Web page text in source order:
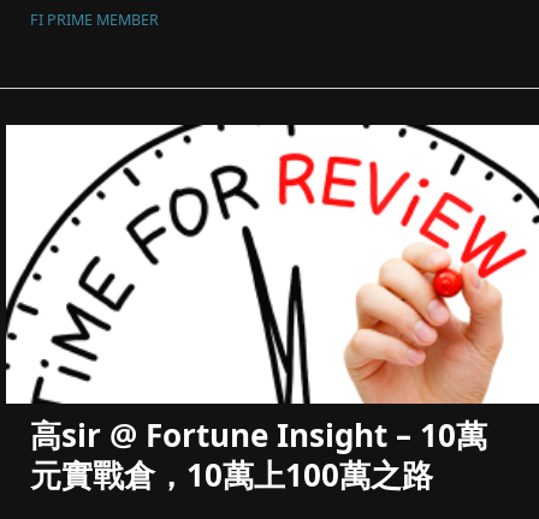
FI PRIME MEMBER
高sir @ Fortune Insight – 10萬
元實戰倉，10萬上100萬之路